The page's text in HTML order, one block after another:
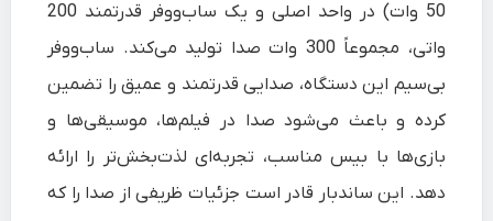
50 وات) در واحد اصلی و یک ساب‌ووفر قدرتمند 200
واتی، مجموعاً 300 وات صدا تولید می‌کند. ساب‌ووفر
بی‌سیم این دستگاه، صدایی قدرتمند و عمیق را تضمین
کرده و باعث می‌شود صدا در فیلم‌ها، موسیقی‌ها و
بازی‌ها با بیس مناسب، تجربه‌ای لذت‌بخش‌تر را ارائه
دهد. این ساندبار قادر است جزئیات ظریفی از صدا را که